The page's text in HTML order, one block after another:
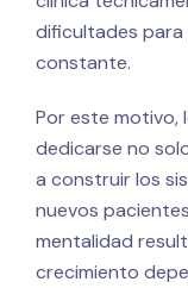
dificultades
constante.
Por este motivo,
dedicarse no
a construir los
nuevos
mentalidad
crecimiento